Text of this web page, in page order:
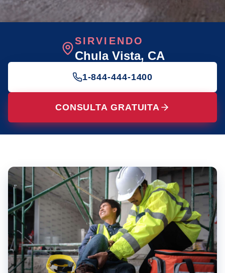
SIRVIENDO
Chula Vista, CA
1-844-444-1400
CONSULTA GRATUITA